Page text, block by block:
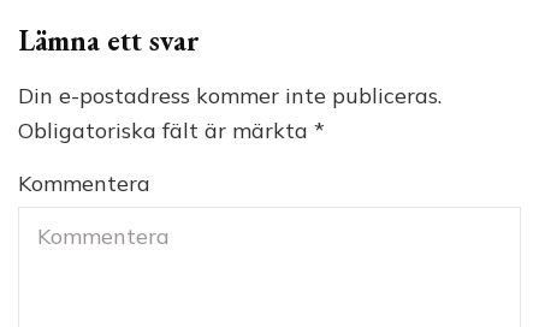
Lämna ett svar
Din e-postadress kommer inte publiceras.
Obligatoriska fält är märkta *
Kommentera